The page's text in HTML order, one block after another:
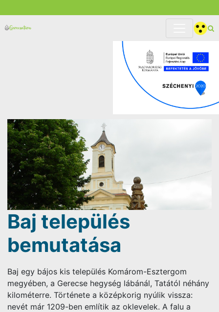
Baj település
bemutatása
Baj egy bájos kis település Komárom-Esztergom
megyében, a Gerecse hegység lábánál, Tatától néhány
kilométerre. Története a középkorig nyúlik vissza:
nevét már 1209-ben említik az oklevelek. A falu a